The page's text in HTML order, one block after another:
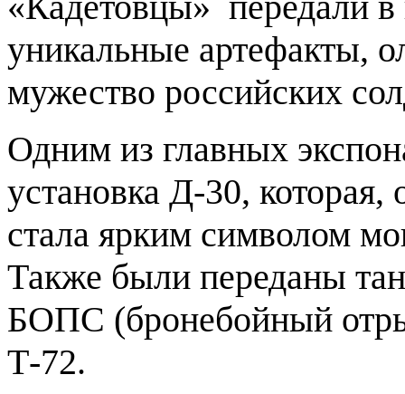
уникальные артефакты,
мужество российских
Одним из главных
установка Д-30, которая,
стала ярким символом
Также были переданы
БОПС (бронебойный
Т-72.